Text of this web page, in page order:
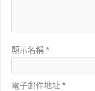
顯示名稱*
電子郵件地址*